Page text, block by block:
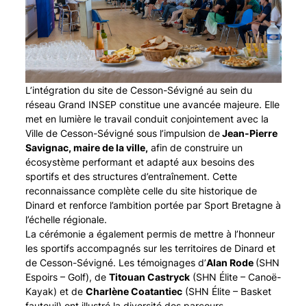
L’intégration du site de Cesson-Sévigné au sein du
réseau Grand INSEP constitue une avancée majeure. Elle
met en lumière le travail conduit conjointement avec la
Ville de Cesson-Sévigné sous l’impulsion deJean-Pierre
Savignac, maire de la ville, afin de construire un
écosystème performant et adapté aux besoins des
sportifs et des structures d’entraînement. Cette
reconnaissance complète celle du site historique de
Dinard et renforce l’ambition portée par Sport Bretagne à
l’échelle régionale.
La cérémonie a également permis de mettre à l’honneur
les sportifs accompagnés sur les territoires de Dinard et
de Cesson-Sévigné. Les témoignages d’Alan Rode (SHN
Espoirs – Golf), deTitouan Castryck (SHN Élite – Canoë-
Kayak) et deCharlène Coatantiec (SHN Élite – Basket